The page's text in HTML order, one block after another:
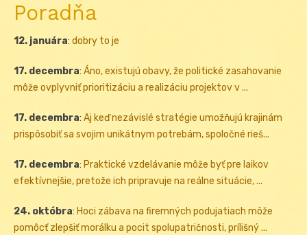
Poradňa
12. januára: dobry to je
17. decembra: Áno, existujú obavy, že politické zasahovanie
môže ovplyvniť prioritizáciu a realizáciu projektov v ...
17. decembra: Aj keď nezávislé stratégie umožňujú krajinám
prispôsobiť sa svojim unikátnym potrebám, spoločné rieš...
17. decembra: Praktické vzdelávanie môže byť pre laikov
efektívnejšie, pretože ich pripravuje na reálne situácie, ...
24. októbra: Hoci zábava na firemných podujatiach môže
pomôcť zlepšiť morálku a pocit spolupatričnosti, prílišný ...